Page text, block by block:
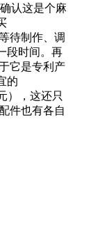
认这是个麻
待制作、调
段时间。再
它是专利产
的
），这还只
件也有各自